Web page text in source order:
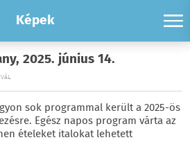
Képek
2025. június 14.
sok programmal került a 2025-ös
Egész napos program várta az
ételeket italokat lehetett